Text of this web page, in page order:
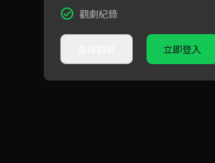
觀劇紀錄
立即登入